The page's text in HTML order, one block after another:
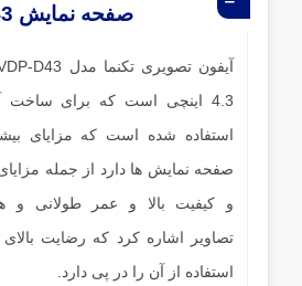
صفحه نمایش VDP-D43
استفاده شده است که مزایای
صفحه نمایش ها دارد از جمله
و کیفیت بالا و عمر طولانی و
تصاویر اشاره کرد که رضایت
استفاده از آن را در پی دارد.